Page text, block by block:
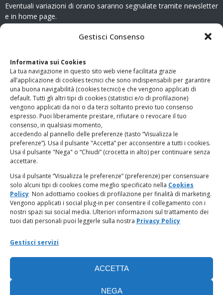
Gestisci Consenso
Informativa sui Cookies
La tua navigazione in questo sito web viene facilitata grazie
all’applicazione di cookies tecnici che sono indispensabili per garantire
una buona navigabilità (cookies tecnici) e che vengono applicati di
default. Tutti gli altri tipi di cookies (statistici e/o di profilazione)
vengono applicati da noi o da terzi soltanto previo tuo consenso
espresso. Puoi liberamente prestare, rifiutare o revocare il tuo
consenso, in qualsiasi momento,
accedendo al pannello delle preferenze (tasto “Visualizza le
preferenze”). Usa il pulsante "Accetta” per acconsentire a tutti i cookies.
Usa il pulsante "Nega" o “Chiudi” (crocetta in alto) per continuare senza
accettare.
Usa il pulsante “Visualizza le preferenze” (preferenze) per consensuare
solo alcuni tipi di cookies come meglio specificato nella Cookies
Policy Non adottiamo cookies di profilazione per finalità di marketing.
Vengono applicati i social plug-in per consentire il collegamento con i
nostri spazi sui social media. Ulteriori informazioni sul trattamento dei
tuoi dati personali puoi leggerle sulla nostra Privacy Policy
Gestisci servizi
ACCETTA
NEGA
Eventuali variazioni di orario saranno segnalate tramite newsletter
e in home page.
www.odg.toscana.it – testata registrata presso il Tribunale di
Firenze al nr. 5208 dell’ 08.10.2002. Direttore responsabile:
Giampaolo Marchini – C.F. 80005790482
LINK UTILI
PagoPA
Privacy Policy
Regolamento categorie particolari di dati personali e dati
giudiziari
Amministrazione Trasparente
Cookie Policy (UE)